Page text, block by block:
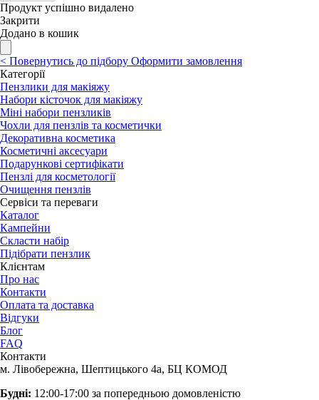
Продукт успішно видалено
Закрити
Додано в кошик
< Повернутись до підбору Оформити замовлення
Категорії
Пензлики для макіяжу
Набори кісточок для макіяжу
Міні набори пензликів
Чохли для пензлів та косметички
Декоративна косметика
Косметичні аксесуари
Подарункові сертифікати
Пензлі для косметології
Очищення пензлів
Сервіси та переваги
Каталог
Кампейни
Скласти набір
Підібрати пензлик
Клієнтам
Про нас
Контакти
Оплата та доставка
Відгуки
Блог
FAQ
Контакти
м. Лівобережна, Шептицького 4а, БЦ КОМОД
Будні: 12:00-17:00 за попередньою домовленістю